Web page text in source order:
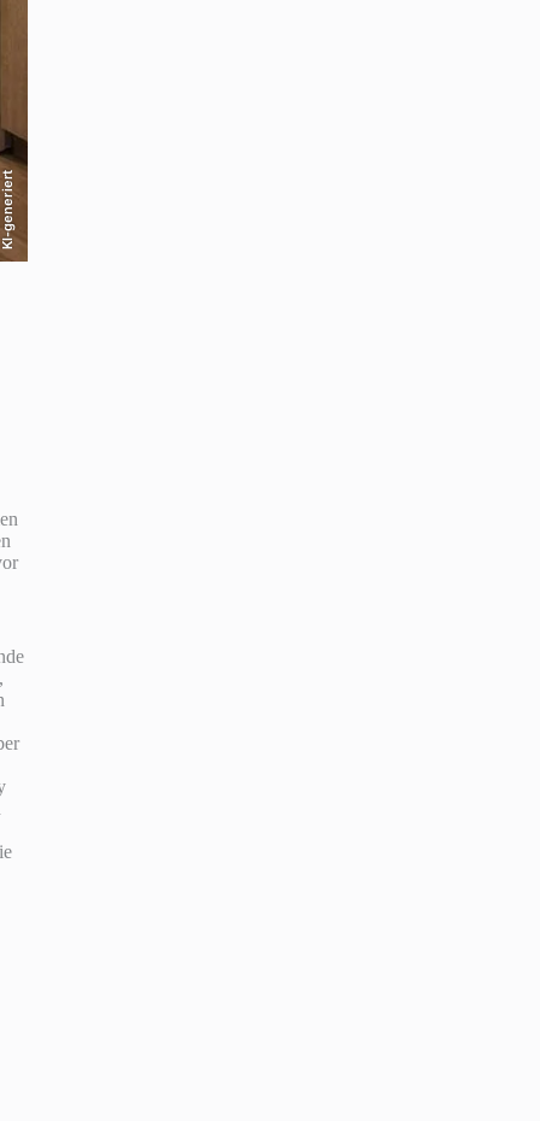
KI-generiert